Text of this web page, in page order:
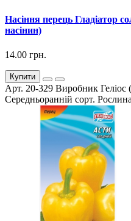
Насіння перець Гладіатор
насінин)
14.00 грн.
Купити
Арт. 20-329 Виробник Геліос
Середньоранній сорт.